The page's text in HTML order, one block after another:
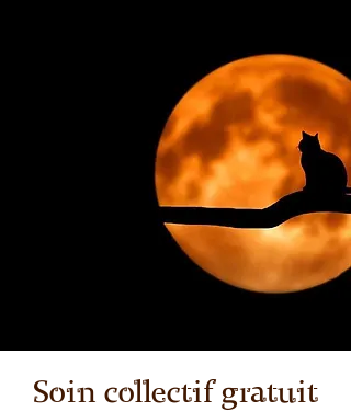
Soin collectif gratuit